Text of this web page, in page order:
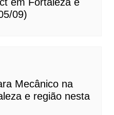
09)
Mecânico na
e região nesta